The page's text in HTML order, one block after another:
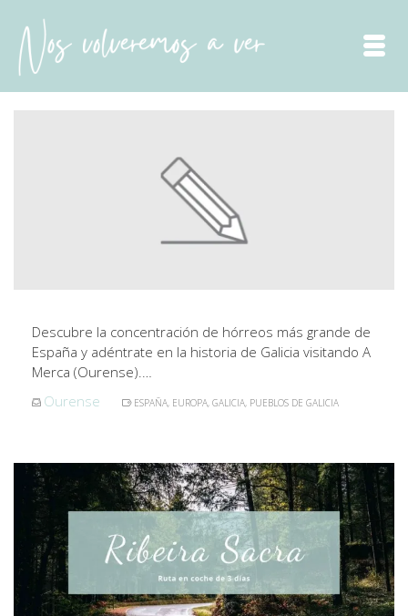
Descubre la concentración de hórreos más grande de
España y adéntrate en la historia de Galicia visitando A
Merca (Ourense).…
Ourense
ESPAÑA, EUROPA, GALICIA, PUEBLOS DE GALICIA